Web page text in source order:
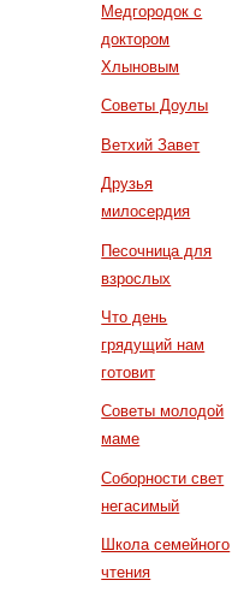
Медгородок с
доктором
Хлыновым
Советы Доулы
Ветхий Завет
Друзья
милосердия
Песочница для
взрослых
Что день
грядущий нам
готовит
Советы молодой
маме
Соборности свет
негасимый
Школа семейного
чтения